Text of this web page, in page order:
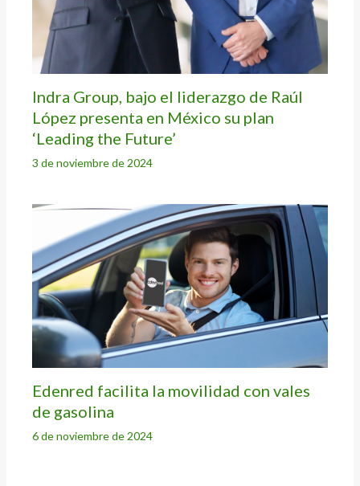
Indra Group, bajo el liderazgo de Raúl
López presenta en México su plan
‘Leading the Future’
3 de noviembre de 2024
Edenred facilita la movilidad con vales
de gasolina
6 de noviembre de 2024